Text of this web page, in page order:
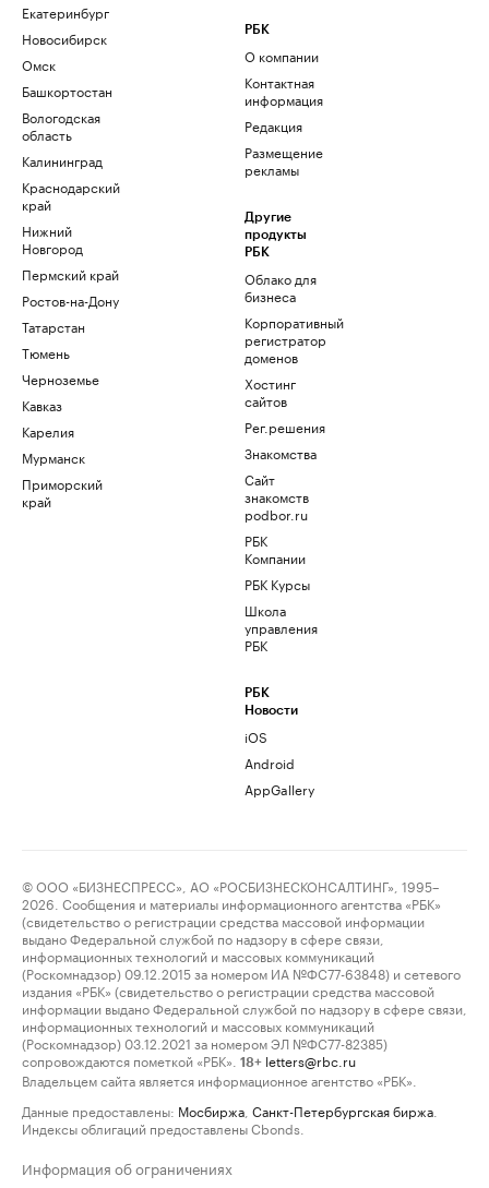
Екатеринбург
Новосибирск
Омск
Башкортостан
Вологодская
область
Калининград
Краснодарский
край
Нижний
Новгород
Пермский край
Ростов-на-Дону
Татарстан
Тюмень
Черноземье
Кавказ
Карелия
Мурманск
Приморский
край
РБК
О компании
Контактная
информация
Редакция
Размещение
рекламы
Другие
продукты
РБК
Облако для
бизнеса
Корпоративный
регистратор
доменов
Хостинг
сайтов
Рег.решения
Знакомства
Сайт
знакомств
podbor.ru
РБК
Компании
РБК Курсы
Школа
управления
РБК
РБК
Новости
iOS
Android
AppGallery
© ООО «БИЗНЕСПРЕСС», АО «РОСБИЗНЕСКОНСАЛТИНГ», 1995–
2026. Сообщения и материалы информационного агентства «РБК»
(свидетельство о регистрации средства массовой информации
выдано Федеральной службой по надзору в сфере связи,
информационных технологий и массовых коммуникаций
(Роскомнадзор) 09.12.2015 за номером ИА №ФС77-63848) и сетевого
издания «РБК» (свидетельство о регистрации средства массовой
информации выдано Федеральной службой по надзору в сфере связи,
информационных технологий и массовых коммуникаций
(Роскомнадзор) 03.12.2021 за номером ЭЛ №ФС77-82385)
сопровождаются пометкой «РБК».
18+ letters@rbc.ru
Владельцем сайта является информационное агентство «РБК».
Данные предоставлены: Мосбиржа Санкт-Петербургская биржа
Индексы облигаций предоставлены Cbonds.
Информация об ограничениях